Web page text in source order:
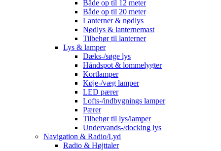
Både op til 12 meter
Både op til 20 meter
Lanterner & nødlys
Nødlys & lanternemast
Tilbehør til lanterner
Lys & lamper
Dæks-/søge lys
Håndspot & lommelygter
Kortlamper
Køje-/væg lamper
LED pærer
Lofts-/indbygnings lamper
Pærer
Tilbehør til lys/lamper
Undervands-/docking lys
Navigation & Radio/Lyd
Radio & Højttaler